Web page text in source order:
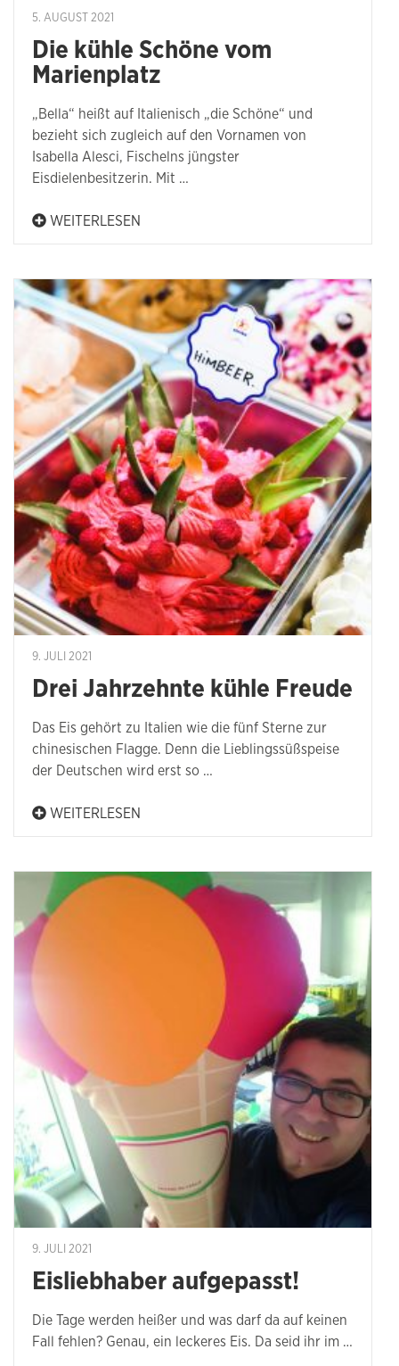
5. AUGUST 2021
Die kühle Schöne vom
Marienplatz
„Bella“ heißt auf Italienisch „die Schöne“ und
bezieht sich zugleich auf den Vornamen von
Isabella Alesci, Fischelns jüngster
Eisdielenbesitzerin. Mit …
WEITERLESEN
9. JULI 2021
Drei Jahrzehnte kühle Freude
Das Eis gehört zu Italien wie die fünf Sterne zur
chinesischen Flagge. Denn die Lieblingssüßspeise
der Deutschen wird erst so …
WEITERLESEN
9. JULI 2021
Eisliebhaber aufgepasst!
Die Tage werden heißer und was darf da auf keinen
Fall fehlen? Genau, ein leckeres Eis. Da seid ihr im …